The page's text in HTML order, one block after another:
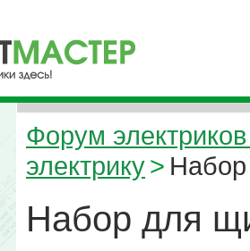
Форум электриков
электрику>
Набор для